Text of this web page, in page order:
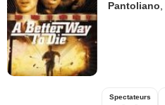
Pantoliano
Spectateurs